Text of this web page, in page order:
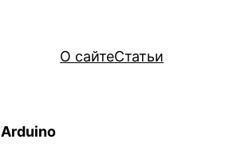
О сайтеСтатьи
Arduino